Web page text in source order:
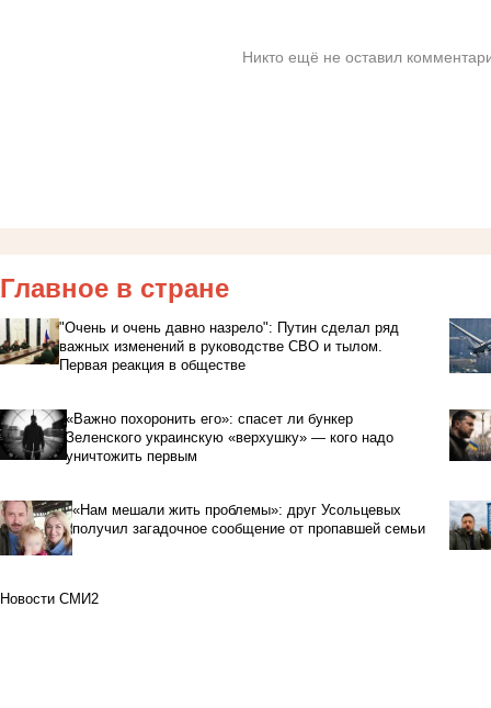
Никто ещё не оставил
Главное в стране
"Очень и очень давно назрело": Путин сделал ряд
важных изменений в руководстве СВО и тылом.
Первая реакция в обществе
«Важно похоронить его»: спасет ли бункер
Зеленского украинскую «верхушку» — кого надо
уничтожить первым
«Нам мешали жить проблемы»: друг Усольцевых
получил загадочное сообщение от пропавшей семьи
Новости СМИ2